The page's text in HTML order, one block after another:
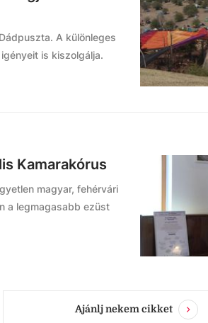
A különleges
is kiszolgálja.
Kamarakórus
magyar, fehérvári
a legmagasabb ezüst
Ajánlj nekem cikket